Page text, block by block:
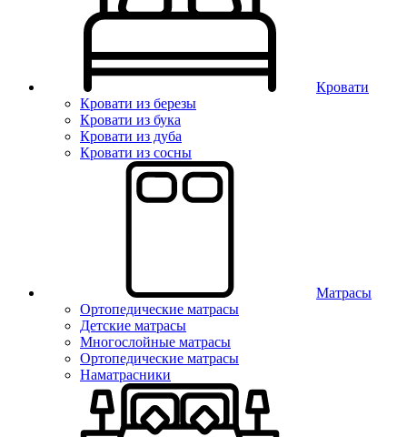
Кровати
Кровати из березы
Кровати из бука
Кровати из дуба
Кровати из сосны
Матрасы
Ортопедические матрасы
Детские матрасы
Многослойные матрасы
Ортопедические матрасы
Наматрасники